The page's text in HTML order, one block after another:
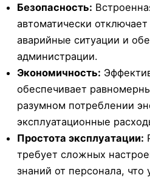
Безопасность:
автоматически
аварийные ситуации и
администрации.
Экономичность:
обеспечивает
разумном потреблении
эксплуатационные
Простота эксплуатации:
требует сложных
знаний от персонала,